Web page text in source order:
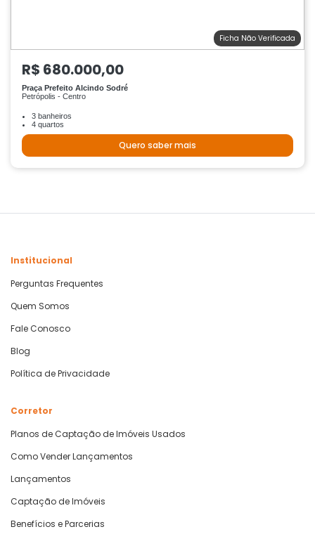
Ficha Não Verificada
R$ 680.000,00
Praça Prefeito Alcindo Sodré
Petrópolis - Centro
3 banheiros
4 quartos
Quero saber mais
Institucional
Perguntas Frequentes
Quem Somos
Fale Conosco
Blog
Política de Privacidade
Corretor
Planos de Captação de Imóveis Usados
Como Vender Lançamentos
Lançamentos
Captação de Imóveis
Benefícios e Parcerias